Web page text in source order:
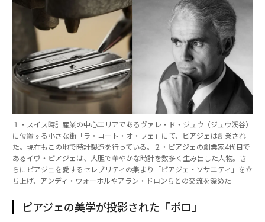
１・スイス時計産業の中心エリアであるヴァレ・ド・ジュウ（ジュウ渓谷）
に位置する小さな街「ラ・コート・オ・フェ」にて、ピアジェは創業され
た。現在もこの地で時計製造を行っている。２・ピアジェの創業家4代目で
あるイヴ・ピアジェは、大胆で華やかな時計を数多く生み出した人物。さ
らにピアジェを愛するセレブリティの集まり「ピアジェ・ソサエティ」を立
ち上げ、アンディ・ウォーホルやアラン・ドロンらとの交流を深めた
ピアジェの美学が投影された「ポロ」